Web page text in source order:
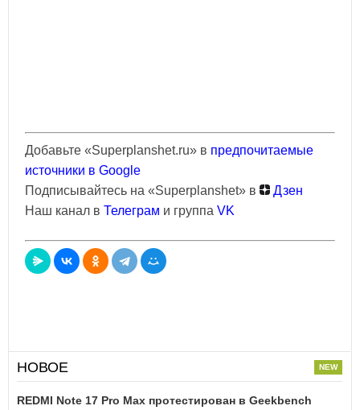
Добавьте «Superplanshet.ru» в предпочитаемые
источники в Google
Подписывайтесь на «Superplanshet» в
Дзен
Наш канал в Телеграм и группа VK
НОВОЕ
REDMI Note 17 Pro Max протестирован в Geekbench